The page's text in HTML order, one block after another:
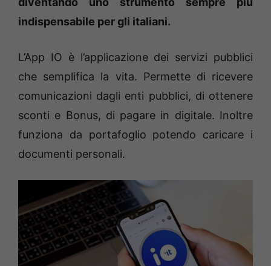
indispensabile per gli italiani.
L’App IO è l’applicazione dei servizi pubblici
che semplifica la vita. Permette di ricevere
comunicazioni dagli enti pubblici, di ottenere
sconti e Bonus, di pagare in digitale. Inoltre
funziona da portafoglio potendo caricare i
documenti personali.